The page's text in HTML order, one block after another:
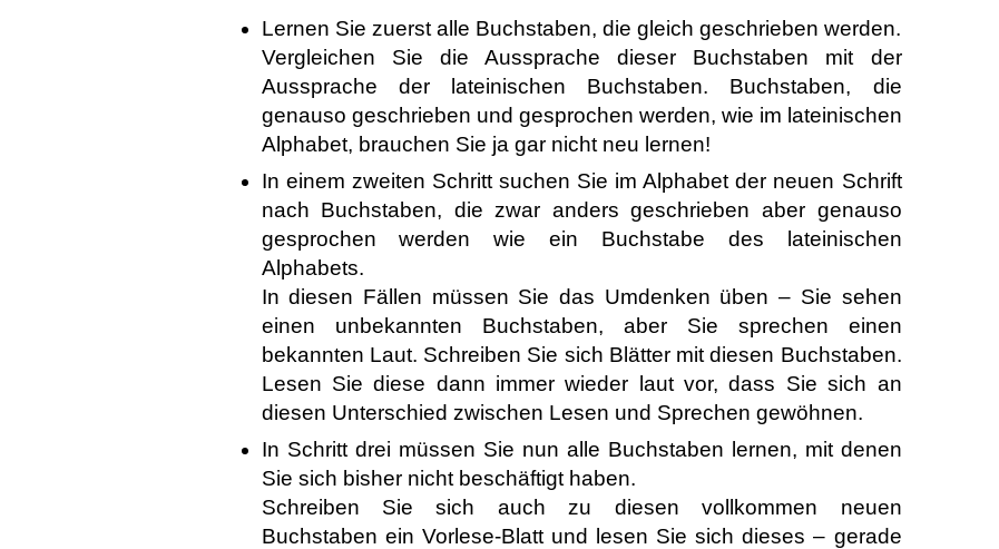
Lernen Sie zuerst alle Buchstaben, die gleich geschrieben werden.
Vergleichen Sie die Aussprache dieser Buchstaben mit der
Aussprache der lateinischen Buchstaben. Buchstaben, die
genauso geschrieben und gesprochen werden, wie im lateinischen
Alphabet, brauchen Sie ja gar nicht neu lernen!
In einem zweiten Schritt suchen Sie im Alphabet der neuen Schrift
nach Buchstaben, die zwar anders geschrieben aber genauso
gesprochen werden wie ein Buchstabe des lateinischen
Alphabets.
In diesen Fällen müssen Sie das Umdenken üben – Sie sehen
einen unbekannten Buchstaben, aber Sie sprechen einen
bekannten Laut. Schreiben Sie sich Blätter mit diesen Buchstaben.
Lesen Sie diese dann immer wieder laut vor, dass Sie sich an
diesen Unterschied zwischen Lesen und Sprechen gewöhnen.
In Schritt drei müssen Sie nun alle Buchstaben lernen, mit denen
Sie sich bisher nicht beschäftigt haben.
Schreiben Sie sich auch zu diesen vollkommen neuen
Buchstaben ein Vorlese-Blatt und lesen Sie sich dieses – gerade